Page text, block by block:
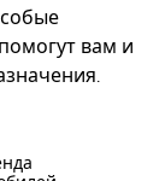
вам и